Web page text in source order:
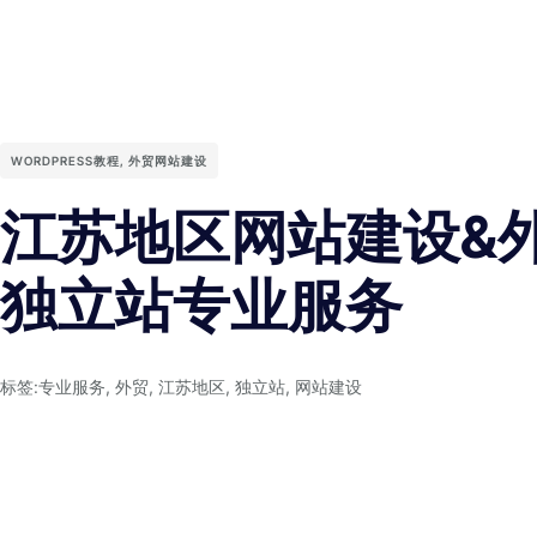
WORDPRESS教程, 外贸网站建设
江苏地区网站建设&
独立站专业服务
标签:专业服务, 外贸, 江苏地区, 独立站, 网站建设